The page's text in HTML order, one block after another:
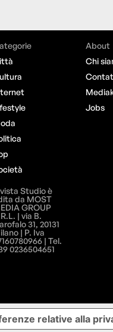
About
Chi
Jobs
Studio è
da MOST
GROUP
| via B.
31, 20131
| P. Iva
| Tel.
0236504651
relative alla